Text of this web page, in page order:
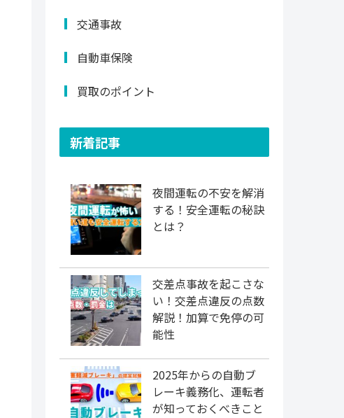
交通事故
自動車保険
買取のポイント
新着記事
夜間運転の不安を解消
する！安全運転の秘訣
とは？
交差点事故を起こさな
い！交差点違反の点数
解説！加算で免停の可
能性
2025年からの自動ブ
レーキ義務化、運転者
が知っておくべきこと